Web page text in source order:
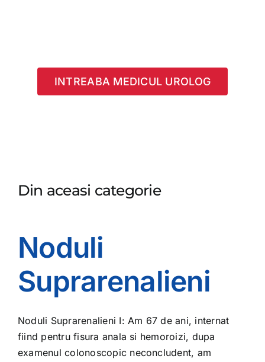
INTREABA MEDICUL UROLOG
Din aceasi categorie
Noduli
Suprarenalieni
Noduli Suprarenalieni I: Am 67 de ani, internat
fiind pentru fisura anala si hemoroizi, dupa
examenul colonoscopic neconcludent, am